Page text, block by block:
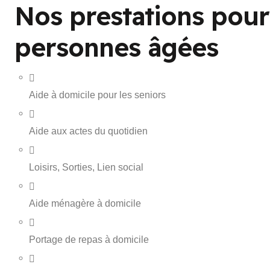
Nos prestations
personnes âgées
Aide à domicile pour les seniors
Aide aux actes du quotidien
Loisirs, Sorties, Lien social
Aide ménagère à domicile
Portage de repas à domicile